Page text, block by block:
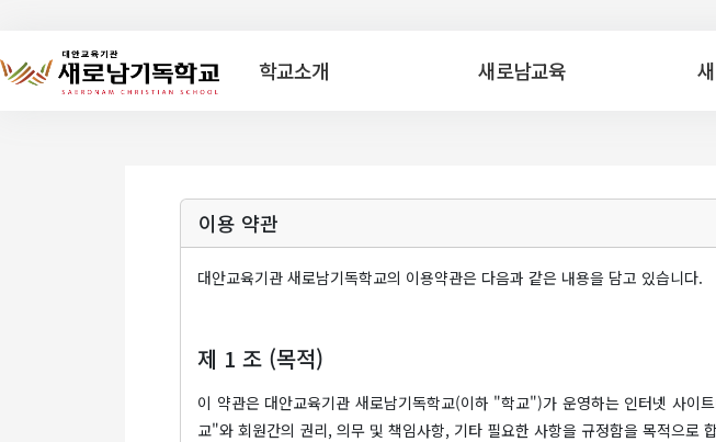
학교소개 새로남교육
이용 약관
대안교육기관 새로남기독학교의 이용약관은 다음과 같은 내용을 담고 있습니다.
제 1 조 (목적)
이 약관은 대안교육기관 새로남기독학교(이하 "학교")가 운영하는 인터넷 사
교"와 회원간의 권리, 의무 및 책임사항, 기타 필요한 사항을 규정함을 목적으로